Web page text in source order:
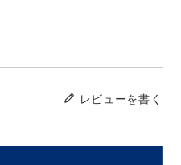
レビューを書く